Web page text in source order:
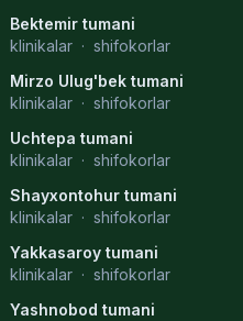
Bektemir tumani
klinikalar · shifokorlar
Mirzo Ulug'bek tumani
klinikalar · shifokorlar
Uchtepa tumani
klinikalar · shifokorlar
Shayxontohur tumani
klinikalar · shifokorlar
Yakkasaroy tumani
klinikalar · shifokorlar
Yashnobod tumani